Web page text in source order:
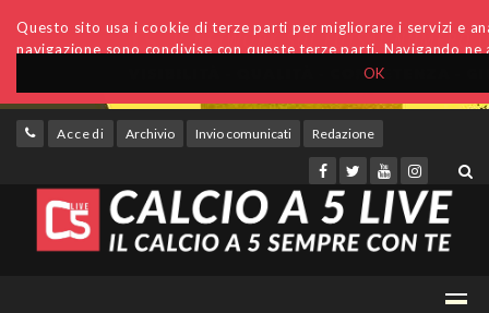
OK
Questo sito usa i cookie di terze parti per migliorare i servizi e
navigazione sono condivise con queste terze parti. Navigando
Accedi Archivio Invio comunicati Redazione